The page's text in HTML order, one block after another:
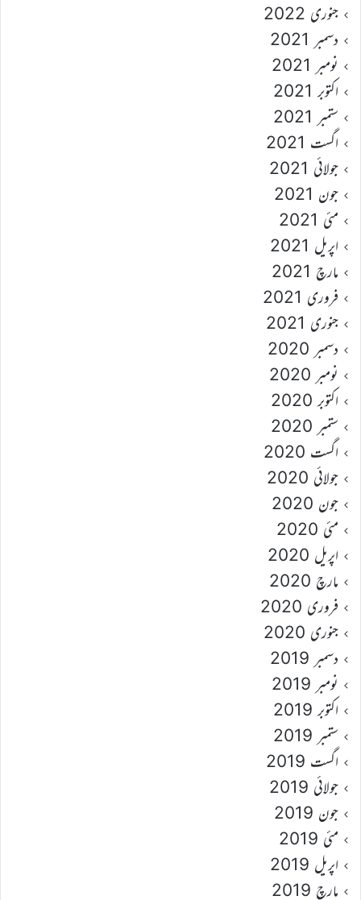
جنوری 2022
دسمبر 2021
نومبر 2021
اکتوبر 2021
ستمبر 2021
اگست 2021
جولائی 2021
جون 2021
مئی 2021
اپریل 2021
مارچ 2021
فروری 2021
جنوری 2021
دسمبر 2020
نومبر 2020
اکتوبر 2020
ستمبر 2020
اگست 2020
جولائی 2020
جون 2020
مئی 2020
اپریل 2020
مارچ 2020
فروری 2020
جنوری 2020
دسمبر 2019
نومبر 2019
اکتوبر 2019
ستمبر 2019
اگست 2019
جولائی 2019
جون 2019
مئی 2019
اپریل 2019
مارچ 2019